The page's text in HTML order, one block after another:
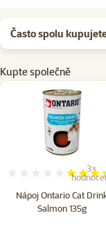
Často spolu
Kupte společně
Nápoj Ontario Cat
Salmon 135g
3×